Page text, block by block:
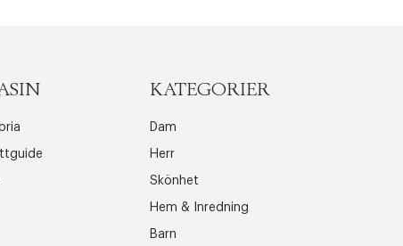
KATEGORIER
Dam
Herr
Skönhet
Hem & Inredning
Barn